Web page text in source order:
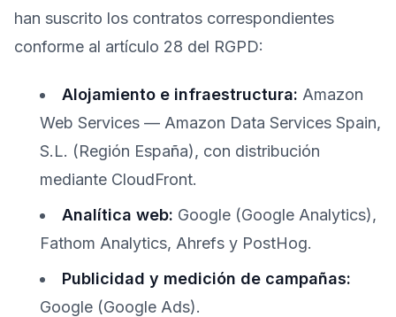
han suscrito los contratos correspondientes
conforme al artículo 28 del RGPD:
Alojamiento e infraestructura: Amazon
Web Services — Amazon Data Services Spain,
S.L. (Región España), con distribución
mediante CloudFront.
Analítica web: Google (Google Analytics),
Fathom Analytics, Ahrefs y PostHog.
Publicidad y medición de campañas:
Google (Google Ads).